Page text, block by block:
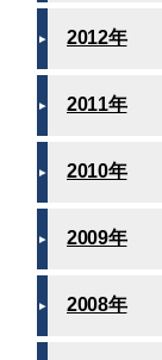
2012年
2011年
2010年
2009年
2008年